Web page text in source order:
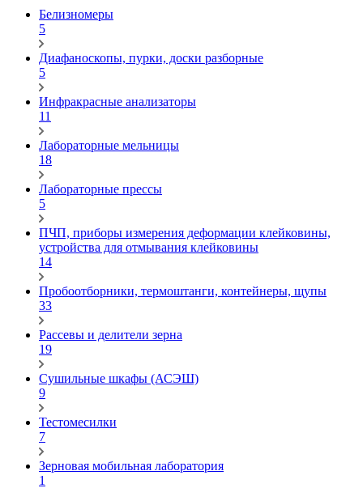
Белизномеры
5
Диафаноскопы, пурки, доски разборные
5
Инфракрасные анализаторы
11
Лабораторные мельницы
18
Лабораторные прессы
5
ПЧП, приборы измерения деформации клейковины,
устройства для отмывания клейковины
14
Пробоотборники, термоштанги, контейнеры, щупы
33
Рассевы и делители зерна
19
Сушильные шкафы (АСЭШ)
9
Тестомесилки
7
Зерновая мобильная лаборатория
1